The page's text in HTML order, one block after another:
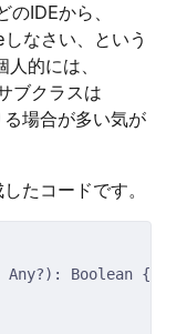
IDEから、
なさい、という
的には、
ブクラスは
る場合が多い気が
たコードです。